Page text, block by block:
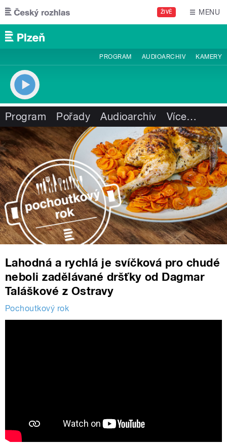
Přejít k hlavnímu obsahu
ŽIVĚ MENU
PROGRAM AUDIOARCHIV KAMERY
Program Pořady Audioarchiv Více…
Lahodná a rychlá je svíčková pro chudé
neboli zadělávané dršťky od Dagmar
Taláškové z Ostravy
Pochoutkový rok